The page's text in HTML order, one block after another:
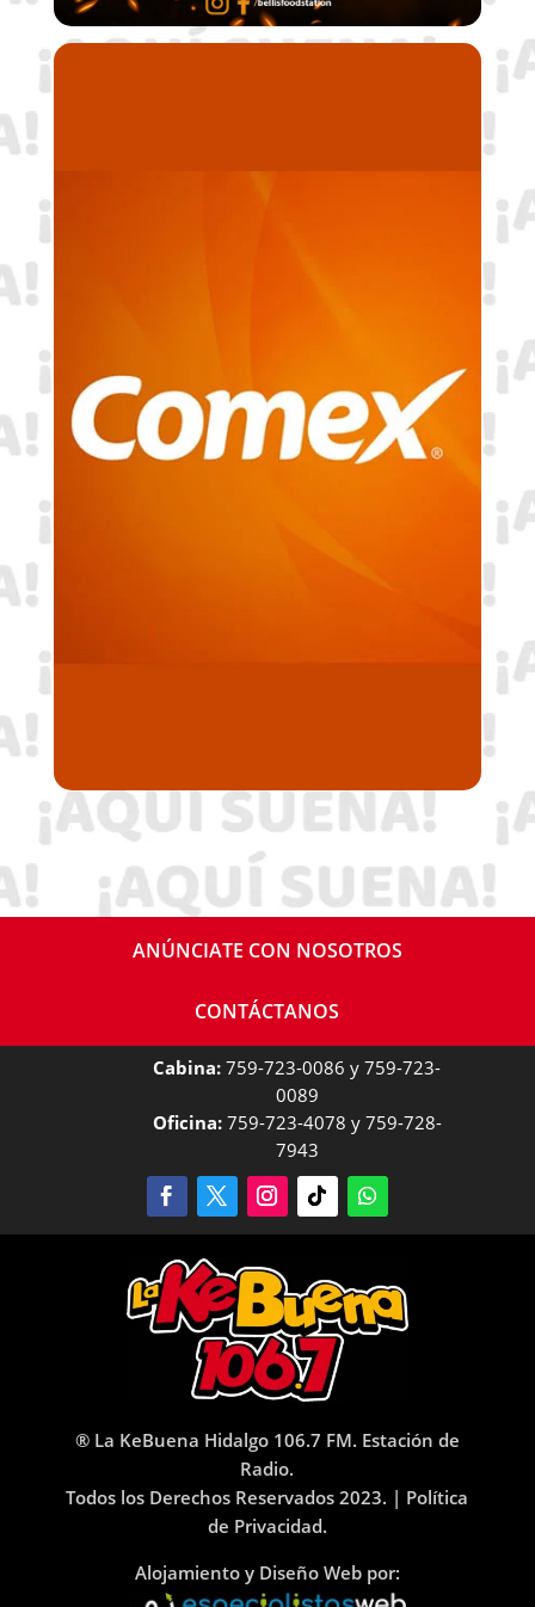
ANÚNCIATE CON NOSOTROS
CONTÁCTANOS
Cabina: 759-723-0086 y 759-723-
0089
Oficina:759-723-4078 y 759-728-
7943
® La KeBuena Hidalgo 106.7 FM. Estación de
Radio.
Todos los Derechos Reservados 2023. | Política
de Privacidad.
Alojamiento y Diseño Web por: